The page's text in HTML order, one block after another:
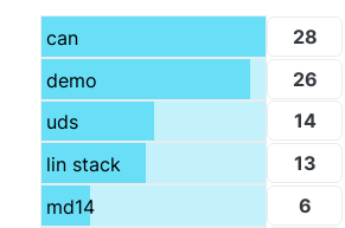
can
28
demo
26
uds
14
lin stack
13
md14
6